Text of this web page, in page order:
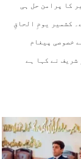
کا پرامن حل ہی
کشمیر یومِ الحاقِ
خصوصی پیغام
شریف نے کہا ہے